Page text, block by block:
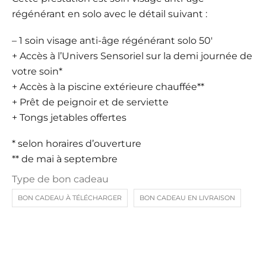
régénérant en solo avec le détail suivant :
– 1 soin visage anti-âge régénérant solo 50′
+ Accès à l’Univers Sensoriel sur la demi journée de
votre soin*
+ Accès à la piscine extérieure chauffée**
+ Prêt de peignoir et de serviette
+ Tongs jetables offertes
* selon horaires d’ouverture
** de mai à septembre
Type de bon cadeau
BON CADEAU À TÉLÉCHARGER BON CADEAU EN LIVRAISON